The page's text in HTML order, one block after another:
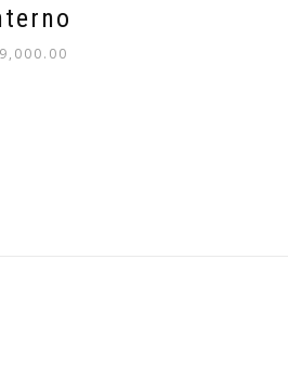
9,000.00